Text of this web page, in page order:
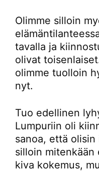
Olimme silloin
tavalla ja
olivat
olimme tuolloin
nyt.
Tuo edellinen
Lumpuriin oli
sanoa, että
silloin mitenkään
kiva kokemus,